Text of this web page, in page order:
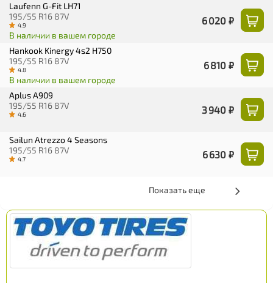
Laufenn G-Fit LH71
195/55 R16 87V
4.9
В наличии в вашем городе
6 020 ₽
Hankook Kinergy 4s2 H750
195/55 R16 87V
4.8
В наличии в вашем городе
6 810 ₽
Aplus A909
195/55 R16 87V
4.6 3 940 ₽
Sailun Atrezzo 4 Seasons
195/55 R16 87V
4.7 6 630 ₽
Показать еще